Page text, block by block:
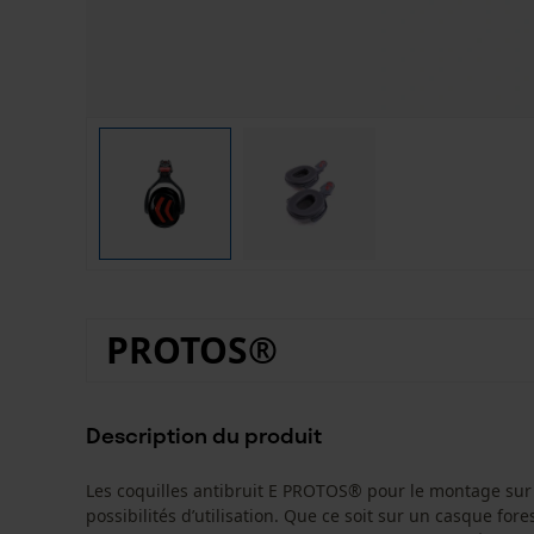
PROTOS®
Description du produit
Les coquilles antibruit E PROTOS® pour le montage
possibilités d’utilisation. Que ce soit sur un casque